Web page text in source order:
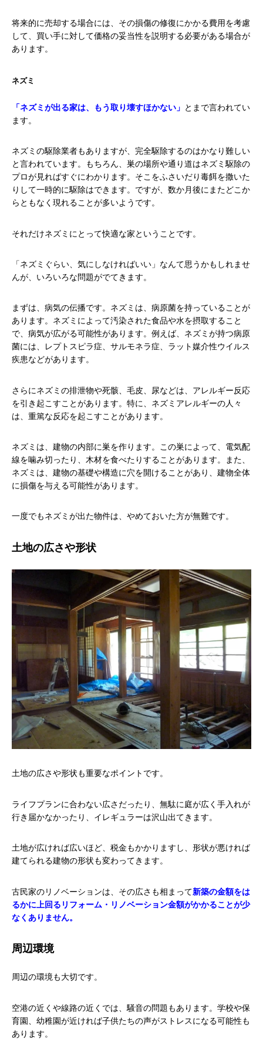
将来的に売却する場合には、その損傷の修復にかかる費用を考慮
して、買い手に対して価格の妥当性を説明する必要がある場合が
あります。
ネズミ
「ネズミが出る家は、もう取り壊すほかない」 とまで言われてい
ます。
ネズミの駆除業者もありますが、完全駆除するのはかなり難しい
と言われています。もちろん、巣の場所や通り道はネズミ駆除の
プロが見ればすぐにわかります。そこをふさいだり毒餌を撒いた
りして一時的に駆除はできます。ですが、数か月後にまたどこか
らともなく現れることが多いようです。
それだけネズミにとって快適な家ということです。
「ネズミぐらい、気にしなければいい」なんて思うかもしれませ
んが、いろいろな問題がでてきます。
まずは、病気の伝播です。ネズミは、病原菌を持っていることが
あります。ネズミによって汚染された食品や水を摂取すること
で、病気が広がる可能性があります。例えば、ネズミが持つ病原
菌には、レプトスピラ症、サルモネラ症、ラット媒介性ウイルス
疾患などがあります。
さらにネズミの排泄物や死骸、毛皮、尿などは、アレルギー反応
を引き起こすことがあります。特に、ネズミアレルギーの人々
は、重篤な反応を起こすことがあります。
ネズミは、建物の内部に巣を作ります。この巣によって、電気配
線を噛み切ったり、木材を食べたりすることがあります。また、
ネズミは、建物の基礎や構造に穴を開けることがあり、建物全体
に損傷を与える可能性があります。
一度でもネズミが出た物件は、やめておいた方が無難です。
土地の広さや形状
土地の広さや形状も重要なポイントです。
ライフプランに合わない広さだったり、無駄に庭が広く手入れが
行き届かなかったり、イレギュラーは沢山出てきます。
土地が広ければ広いほど、税金もかかりますし、形状が悪ければ
建てられる建物の形状も変わってきます。
古民家のリノベーションは、その広さも相まって新築の金額をは
るかに上回るリフォーム・リノベーション金額がかかることが少
なくありません。
周辺環境
周辺の環境も大切です。
空港の近くや線路の近くでは、騒音の問題もあります。学校や保
育園、幼稚園が近ければ子供たちの声がストレスになる可能性も
あります。